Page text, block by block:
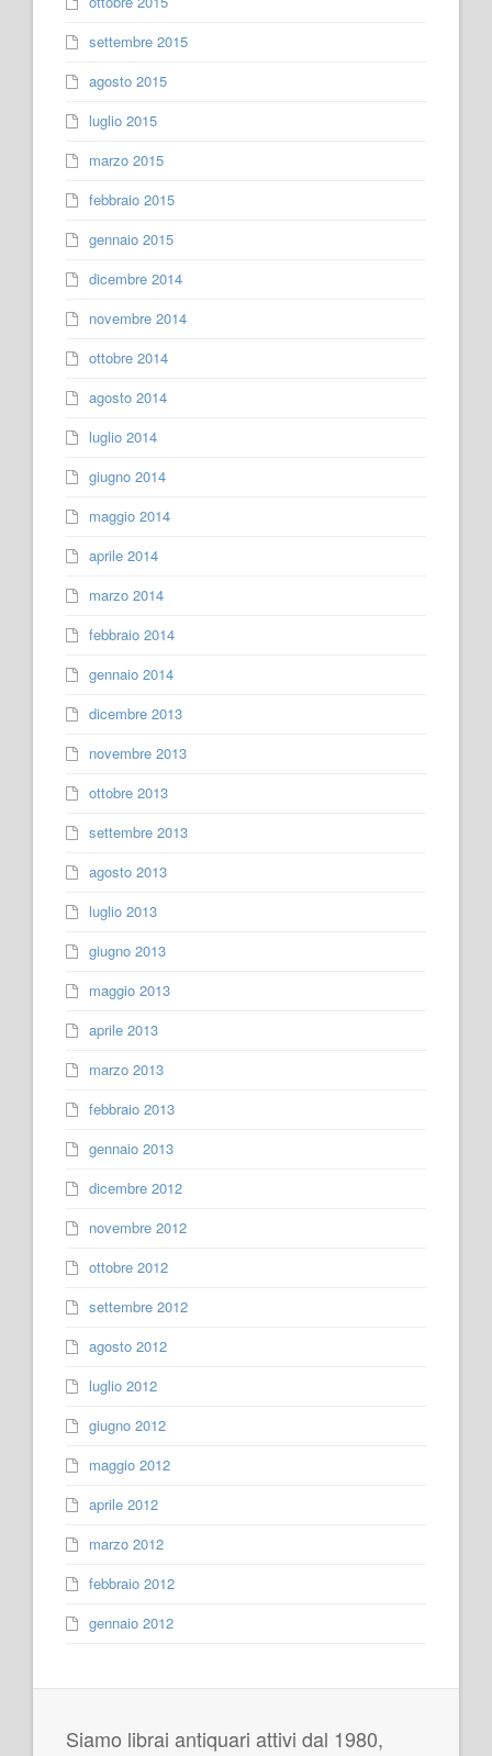
settembre 2015
agosto 2015
luglio 2015
marzo 2015
febbraio 2015
gennaio 2015
dicembre 2014
novembre 2014
ottobre 2014
agosto 2014
luglio 2014
giugno 2014
maggio 2014
aprile 2014
marzo 2014
febbraio 2014
gennaio 2014
dicembre 2013
novembre 2013
ottobre 2013
settembre 2013
agosto 2013
luglio 2013
giugno 2013
maggio 2013
aprile 2013
marzo 2013
febbraio 2013
gennaio 2013
dicembre 2012
novembre 2012
ottobre 2012
settembre 2012
agosto 2012
luglio 2012
giugno 2012
maggio 2012
aprile 2012
marzo 2012
febbraio 2012
gennaio 2012
Siamo librai antiquari attivi dal 1980,